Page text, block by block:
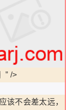
” />
该不会差太远，